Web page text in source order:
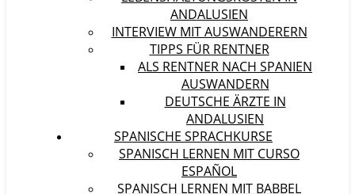
ANDALUSIEN
INTERVIEW MIT AUSWANDERERN
TIPPS FÜR RENTNER
ALS RENTNER NACH SPANIEN
AUSWANDERN
DEUTSCHE ÄRZTE IN
ANDALUSIEN
SPANISCHE SPRACHKURSE
SPANISCH LERNEN MIT CURSO
ESPAÑOL
SPANISCH LERNEN MIT BABBEL